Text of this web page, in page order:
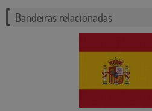
Bandeiras relacionadas